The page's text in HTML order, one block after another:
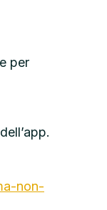
per
dell’app.
non-